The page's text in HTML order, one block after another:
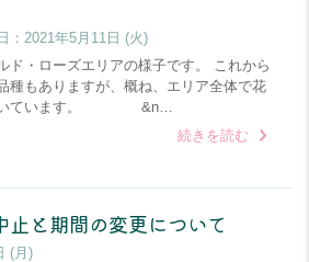
： 2021年5月11日 (火)
ド・ローズエリアの様子です。 これから
種もありますが、概ね、エリア全体で花
いています。 &n…
続きを読む
止と期間の変更について
(月)